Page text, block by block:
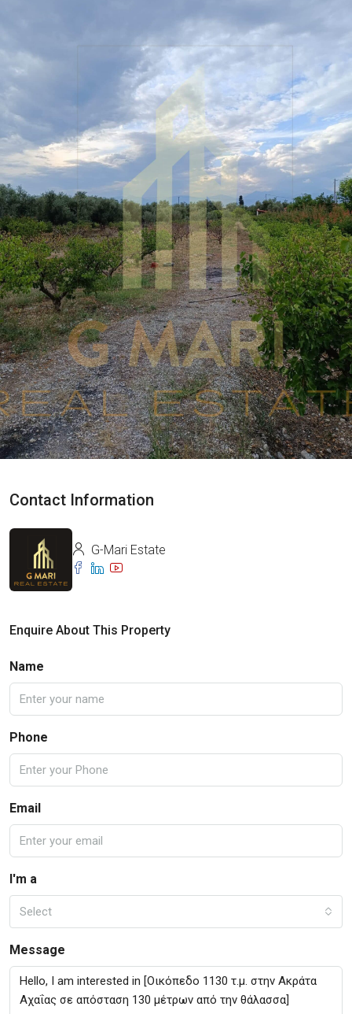
Contact Information
G-Mari Estate
Enquire About This Property
Name
Phone
Email
I'm a
Select
Message